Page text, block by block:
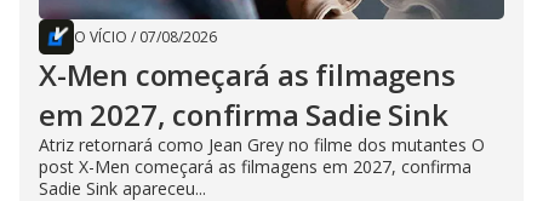
O VÍCIO / 07/08/2026
X-Men começará as filmagens
em 2027, confirma Sadie Sink
Atriz retornará como Jean Grey no filme dos mutantes O
post X-Men começará as filmagens em 2027, confirma
Sadie Sink apareceu...